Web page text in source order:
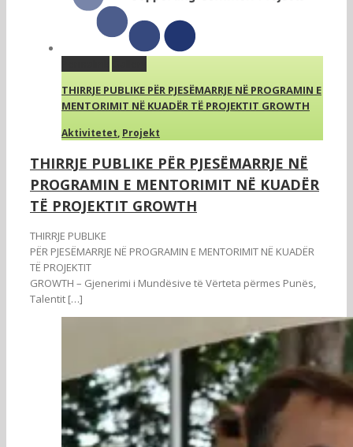
THIRRJE PUBLIKE PËR PJESËMARRJE NË PROGRAMIN E
MENTORIMIT NË KUADËR TË PROJEKTIT GROWTH
Aktivitetet, Projekt
THIRRJE PUBLIKE PËR PJESËMARRJE NË
PROGRAMIN E MENTORIMIT NË KUADËR
TË PROJEKTIT GROWTH
THIRRJE PUBLIKE
PËR PJESËMARRJE NË PROGRAMIN E MENTORIMIT NË KUADËR
TË PROJEKTIT
GROWTH – Gjenerimi i Mundësive të Vërteta përmes Punës,
Talentit […]